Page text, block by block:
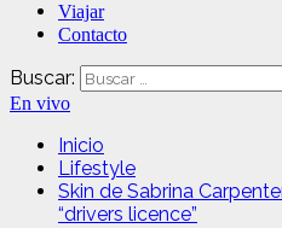
Viajar
Contacto
Buscar:
En vivo
Inicio
Lifestyle
Skin de Sabrina
“drivers licence”